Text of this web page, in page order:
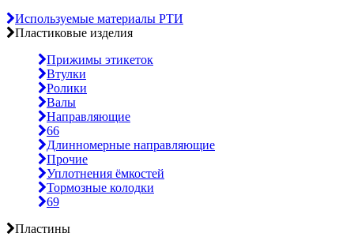
Используемые материалы РТИ
Пластиковые изделия
Прижимы этикеток
Втулки
Ролики
Валы
Направляющие
66
Длинномерные направляющие
Прочие
Уплотнения ёмкостей
Тормозные колодки
69
Пластины